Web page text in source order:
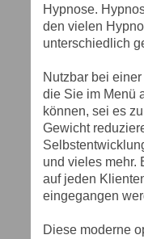
Hypnose.
den vielen
unterschiedlich
Nutzbar bei
die Sie im Menü
können, sei es
Gewicht
und vieles mehr.
auf jeden
eingegangen
Diese moderne